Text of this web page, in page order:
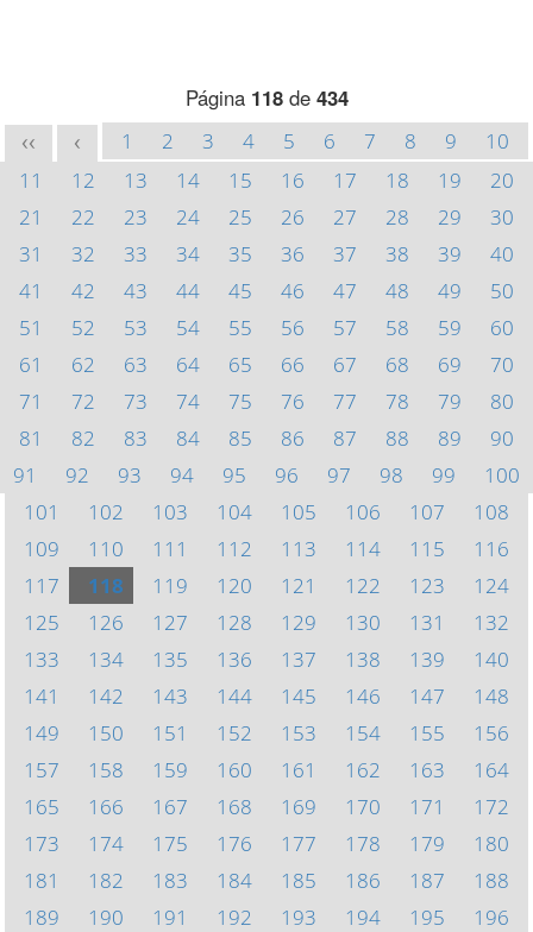
Página 118de 434
<< < 1 2 3 4 5 6 7 8 9
10
11
12 13 14 15 16 17 18 19
20
21
22 23 24 25 26 27 28 29
30
31
32 33 34 35 36 37 38 39
40
41
42 43 44 45 46 47 48 49
50
51
52 53 54 55 56 57 58 59
60
61
62 63 64 65 66 67 68 69
70
71
72 73 74 75 76 77 78 79
80
81
82 83 84 85 86 87 88 89
90
91
92 93 94 95 96 97 98 99
100
101
102 103 104 105 106 107
108
109
110 111 112 113 114 115
116
117
118 119 120 121 122 123
124
125
126 127 128 129 130 131
132
133
134 135 136 137 138 139
140
141
142 143 144 145 146 147
148
149
150 151 152 153 154 155
156
157
158 159 160 161 162 163
164
165
166 167 168 169 170 171
172
173
174 175 176 177 178 179
180
181
182 183 184 185 186 187
188
189
190 191 192 193 194 195
196